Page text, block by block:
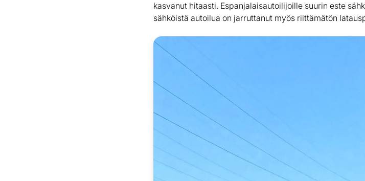
kasvanut hitaasti. Espanjalaisautoilijoille suurin este
sähköistä autoilua on jarruttanut myös riittämätön